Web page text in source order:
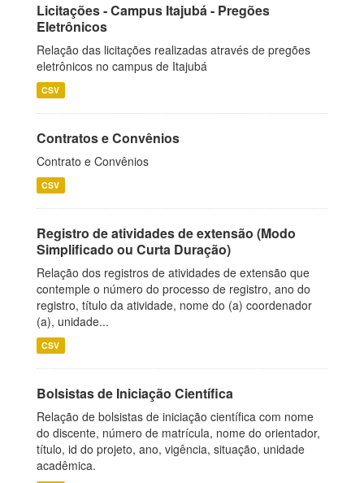
Licitações - Campus Itajubá - Pregões
Eletrônicos
Relação das licitações realizadas através de pregões
eletrônicos no campus de Itajubá
CSV
Contratos e Convênios
Contrato e Convênios
CSV
Registro de atividades de extensão (Modo
Simplificado ou Curta Duração)
Relação dos registros de atividades de extensão que
contemple o número do processo de registro, ano do
registro, título da atividade, nome do (a) coordenador
(a), unidade...
CSV
Bolsistas de Iniciação Científica
Relação de bolsistas de iniciação científica com nome
do discente, número de matrícula, nome do orientador,
título, id do projeto, ano, vigência, situação, unidade
acadêmica.